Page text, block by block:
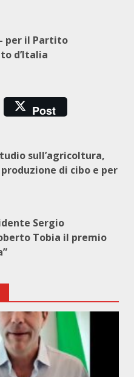
per il Partito
d’Italia
Post
sull’agricoltura,
di cibo e per
Sergio
Tobia il premio